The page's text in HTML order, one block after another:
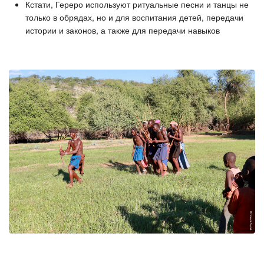
Кстати, Гереро используют ритуальные песни и танцы не
только в обрядах, но и для воспитания детей, передачи
истории и законов, а также для передачи навыков